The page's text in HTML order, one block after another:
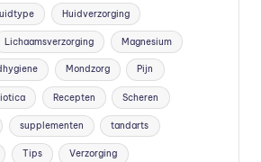
Huidverzorging
Lichaamsverzorging Magnesium
Mondzorg Pijn
Recepten Scheren
supplementen tandarts
Tips Verzorging